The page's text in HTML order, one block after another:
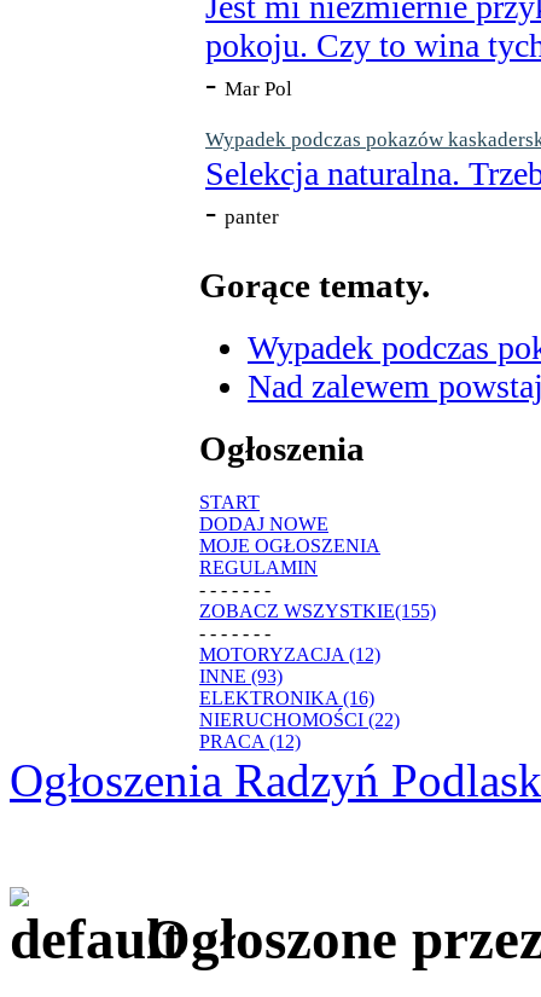
pokoju. Czy to wina
- Mar Pol
Wypadek podczas pokazów
Selekcja naturalna.
- panter
Gorące tematy.
Wypadek podczas
Nad zalewem
Ogłoszenia
START
DODAJ NOWE
MOJE OGŁOSZENIA
REGULAMIN
- - - - - - -
ZOBACZ WSZYSTKIE(155)
- - - - - - -
MOTORYZACJA (12)
INNE (93)
ELEKTRONIKA (16)
NIERUCHOMOŚCI (22)
PRACA (12)
Ogłoszenia Radzyń
Ogłoszone